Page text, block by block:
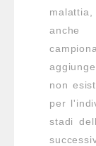
non
per
stadi